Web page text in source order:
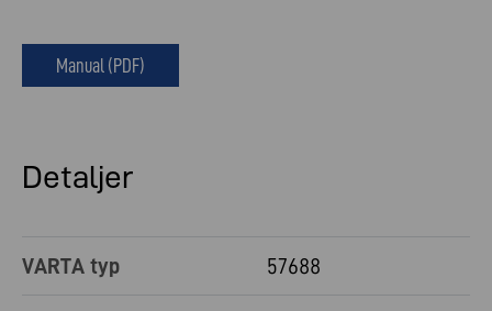
Manual (PDF)
Detaljer
VARTA typ 57688